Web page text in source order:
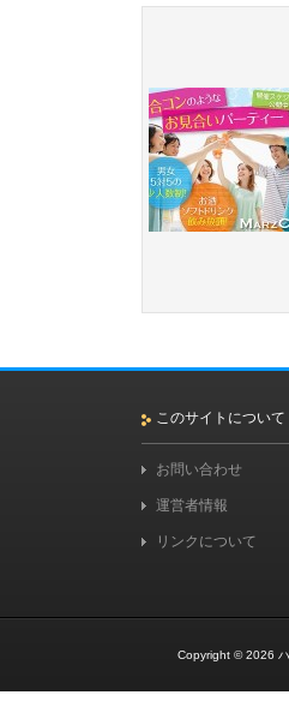
このサイトについて
お問い合わせ
運営者情報
リンクについて
Copyright © 2026